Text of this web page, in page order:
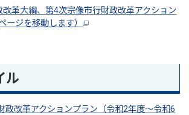
革大綱、第4次宗像市行財政改革アクション
ージを移動します）
ル
政改革アクションプラン（令和2年度～令和6